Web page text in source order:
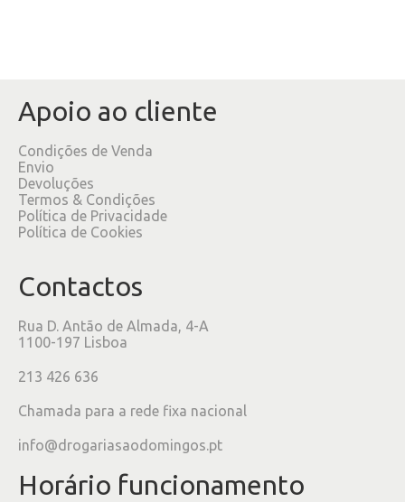
Apoio ao cliente
Condições de Venda
Envio
Devoluções
Termos & Condições
Política de Privacidade
Política de Cookies
Contactos
Rua D. Antão de Almada, 4-A
1100-197 Lisboa
213 426 636
Chamada para a rede fixa nacional
info@drogariasaodomingos.pt
Horário funcionamento